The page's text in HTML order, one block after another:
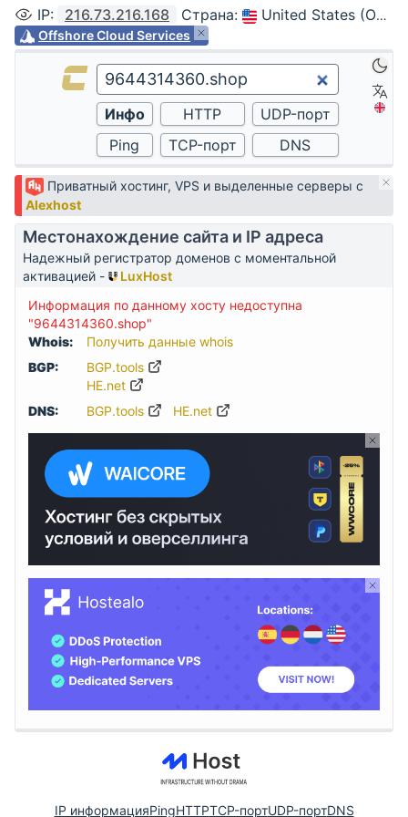
IP: 216.73.216.168 Страна: United States (Ohio, Columbus)
Offshore Cloud Services
Приватный хостинг, VPS и выделенные серверы с
Alexhost
Местонахождение сайта и IP адреса
Надежный регистратор доменов с моментальной
активацией -
LuxHost
Информация по данному хосту недоступна
"9644314360.shop"
Whois:
Получить данные whois
BGP:
BGP.tools
HE.net
DNS:
BGP.tools HE.net
IP информацияPingHTTPTCP-портUDP-портDNS